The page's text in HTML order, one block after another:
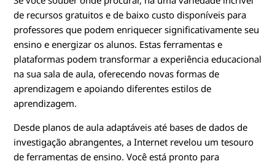
de recursos gratuitos e de baixo custo disponíveis para
professores que podem enriquecer significativamente seu
ensino e energizar os alunos. Estas ferramentas e
plataformas podem transformar a experiência educacional
na sua sala de aula, oferecendo novas formas de
aprendizagem e apoiando diferentes estilos de
aprendizagem.
Desde planos de aula adaptáveis até bases de dados de
investigação abrangentes, a Internet revelou um tesouro
de ferramentas de ensino. Você está pronto para